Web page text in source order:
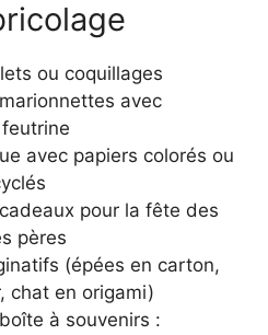
ou coquillages
avec
avec papiers colorés ou
pour la fête des
pères
(épées en carton,
chat en origami)
à souvenirs :